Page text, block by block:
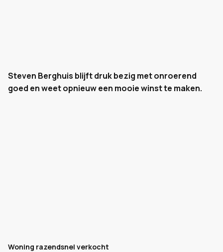
Steven Berghuis blijft druk bezig met onroerend
goed en weet opnieuw een mooie winst te maken.
Woning razendsnel verkocht